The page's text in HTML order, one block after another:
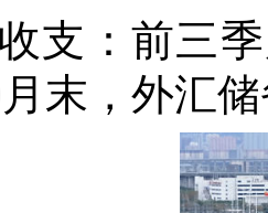
支：前三
末，外汇